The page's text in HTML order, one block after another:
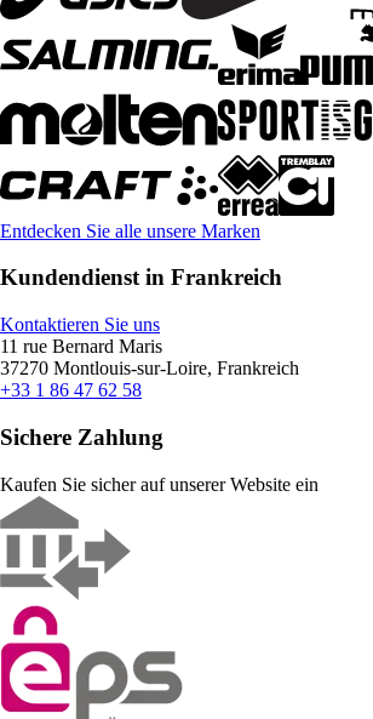
Entdecken Sie alle unsere Marken
Kundendienst in Frankreich
Kontaktieren Sie uns
11 rue Bernard Maris
37270 Montlouis-sur-Loire, Frankreich
+33 1 86 47 62 58
Sichere Zahlung
Kaufen Sie sicher auf unserer Website ein